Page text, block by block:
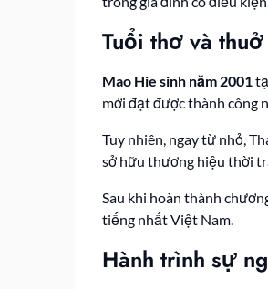
Tuổi thơ và
Mao Hie sinh năm 2001
mới đạt được thành công
Tuy nhiên, ngay từ nhỏ,
sở hữu thương hiệu thời
Sau khi hoàn thành
tiếng nhất Việt Nam.
Hành trình sự